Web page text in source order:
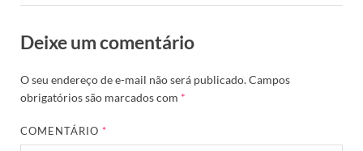
Deixe um comentário
O seu endereço de e-mail não será publicado.Campos
obrigatórios são marcados com *
COMENTÁRIO*